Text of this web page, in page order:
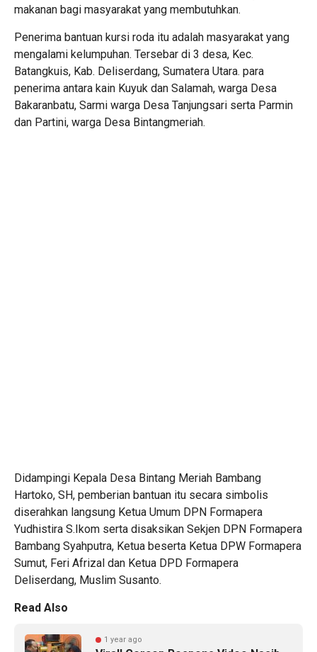
makanan bagi masyarakat yang membutuhkan.
Penerima bantuan kursi roda itu adalah masyarakat yang
mengalami kelumpuhan. Tersebar di 3 desa, Kec.
Batangkuis, Kab. Deliserdang, Sumatera Utara. para
penerima antara kain Kuyuk dan Salamah, warga Desa
Bakaranbatu, Sarmi warga Desa Tanjungsari serta Parmin
dan Partini, warga Desa Bintangmeriah.
Didampingi Kepala Desa Bintang Meriah Bambang
Hartoko, SH, pemberian bantuan itu secara simbolis
diserahkan langsung Ketua Umum DPN Formapera
Yudhistira S.Ikom serta disaksikan Sekjen DPN Formapera
Bambang Syahputra, Ketua beserta Ketua DPW Formapera
Sumut, Feri Afrizal dan Ketua DPD Formapera
Deliserdang, Muslim Susanto.
Read Also
1 year ago